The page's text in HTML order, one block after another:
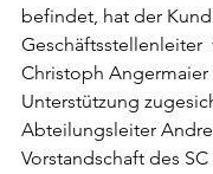
befindet, hat der
Geschäftsstellenleiter
Christoph Angermaier
Unterstützung
Abteilungsleiter
Vorstandschaft des